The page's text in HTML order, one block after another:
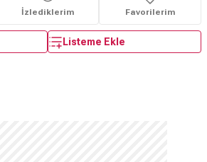
İzlediklerim Favorilerim
Listeme Ekle